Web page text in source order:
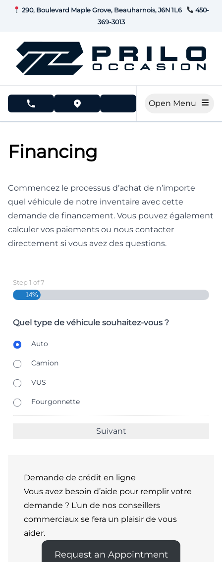
Skip to Menu
Skip to Content
Skip to Footer
290, Boulevard Maple Grove, Beauharnois, J6N 1L6
450-
369-3013
phone call buttonview map button
Financing
Commencez le processus d’achat de n’importe
quel véhicule de notre inventaire avec cette
demande de financement. Vous pouvez également
calculer vos paiements ou nous contacter
directement si vous avez des questions.
Step1 of7
14%
Quel type de véhicule souhaitez-vous ?
B
d
T
p
Auto
Camion
VUS
Fourgonnette
Demande de crédit en ligne
Vous avez besoin d’aide pour remplir votre
demande ? L’un de nos conseillers
commerciaux se fera un plaisir de vous
aider.
Request an Appointment